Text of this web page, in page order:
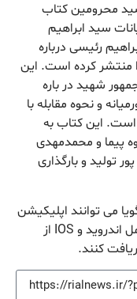
محرومین کتاب
سید ابراهیم
رئیسی درباره
منتشر کرده است. این
شهید در باره
و نحوه مقابله با
است. این کتاب به
پیما و محمدمهدی
تولید و بارگذاری
می توانند اپلیکیشن
تلفن همراه ایران صدا را برای سیستم عامل اندروید و IOS از